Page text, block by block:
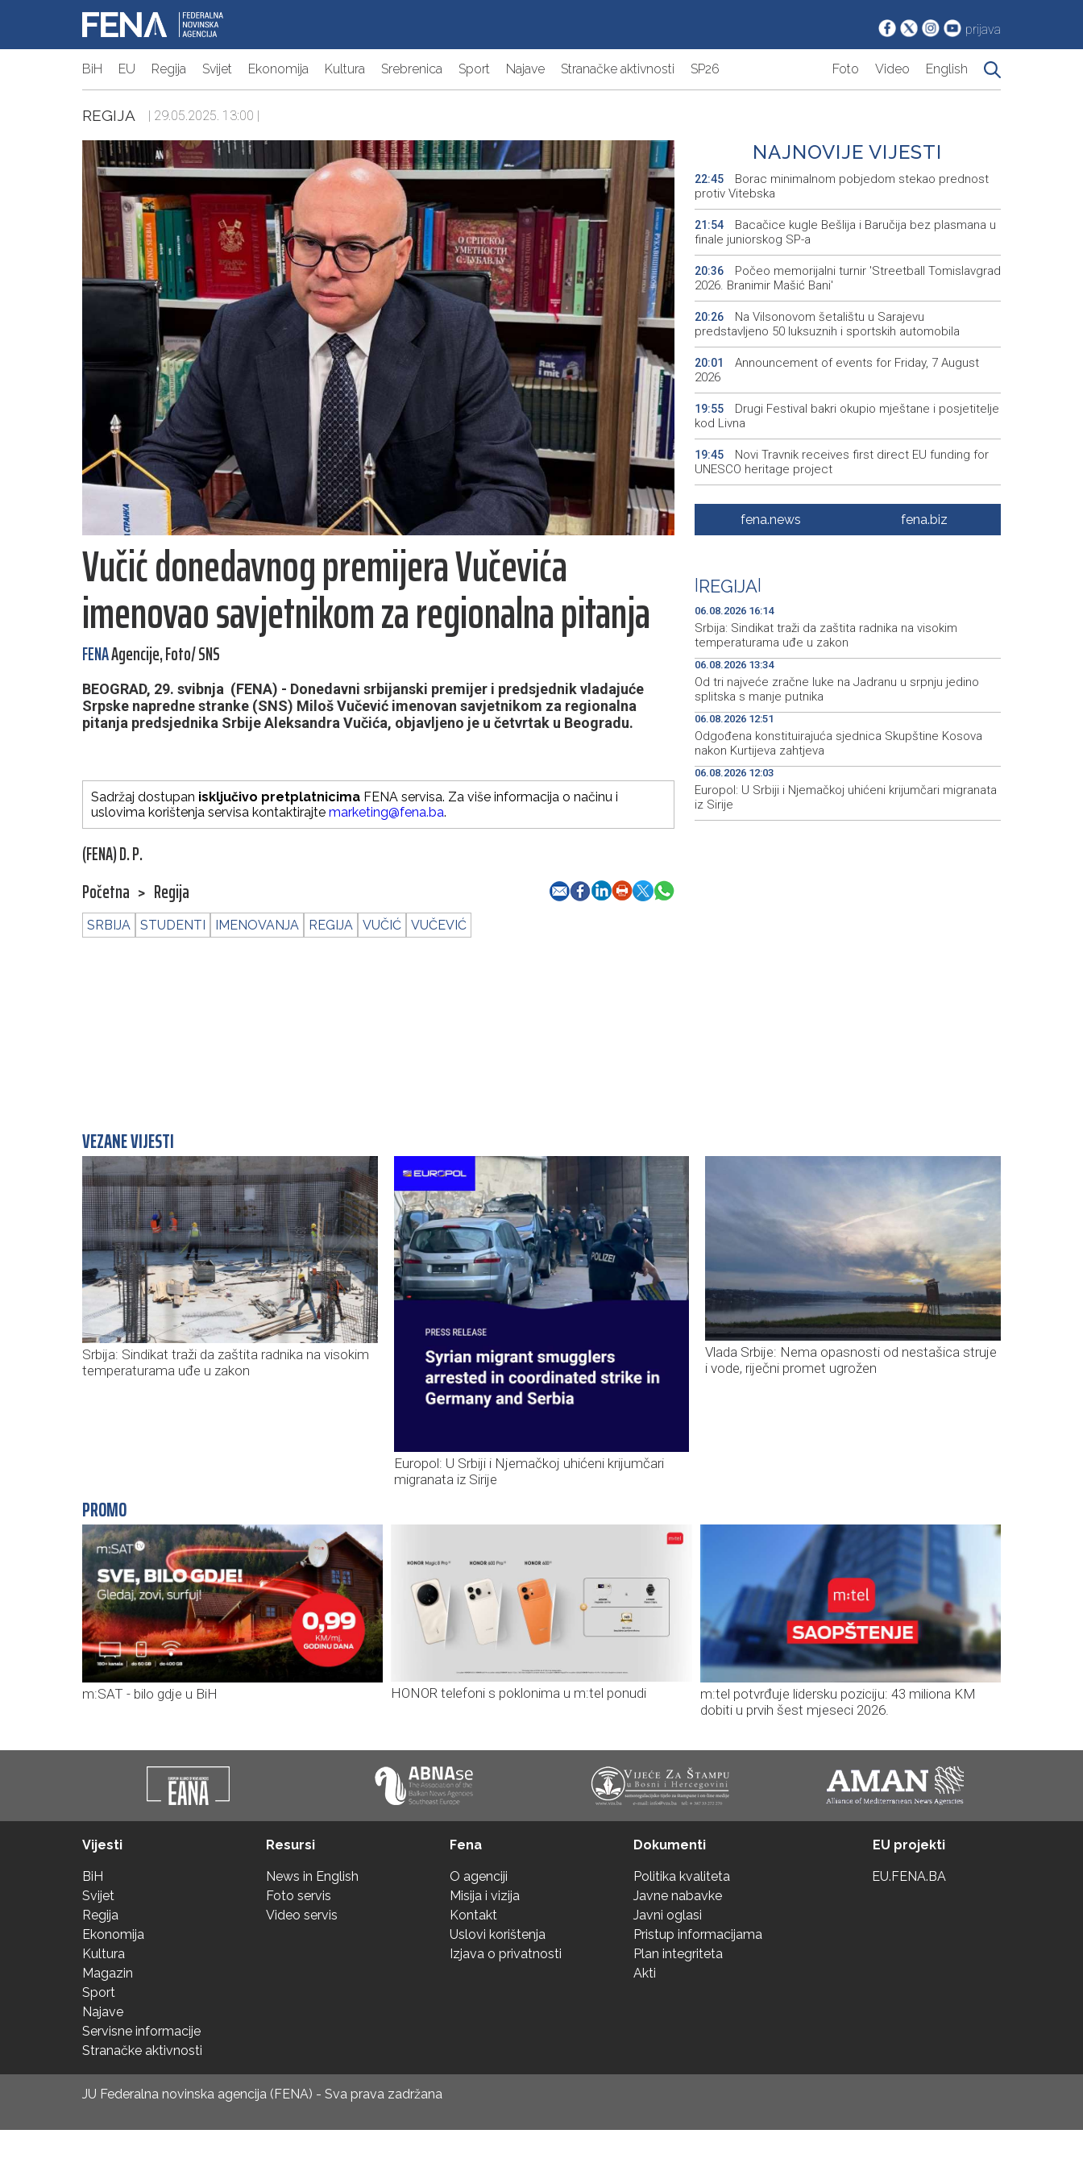
prijava
BiH EU Regija Svijet Ekonomija Kultura Srebrenica Sport Najave Stranačke aktivnosti SP26 Foto Video English
REGIJA | 29.05.2025. 13:00 |
Vučić donedavnog premijera Vučevića
imenovao savjetnikom za regionalna pitanja
FENAAgencije, Foto/ SNS
BEOGRAD, 29. svibnja (FENA) - Donedavni srbijanski premijer i predsjednik vladajuće
Srpske napredne stranke (SNS) Miloš Vučević imenovan savjetnikom za regionalna
pitanja predsjednika Srbije Aleksandra Vučića, objavljeno je u četvrtak u Beogradu.
Sadržaj dostupan isključivo pretplatnicima FENA servisa. Za više informacija o načinu i
uslovima korištenja servisa kontaktirajte marketing@fena.ba.
(FENA) D. P.
Početna > Regija
SRBIJA STUDENTI IMENOVANJA REGIJA VUČIĆ VUČEVIĆ
NAJNOVIJE VIJESTI
22:45
Borac minimalnom pobjedom stekao prednost
protiv Vitebska
21:54
Bacačice kugle Bešlija i Baručija bez plasmana u
finale juniorskog SP-a
20:36
Počeo memorijalni turnir 'Streetball Tomislavgrad
2026. Branimir Mašić Bani'
20:26
Na Vilsonovom šetalištu u Sarajevu
predstavljeno 50 luksuznih i sportskih automobila
20:01
Announcement of events for Friday, 7 August
2026
19:55
Drugi Festival bakri okupio mještane i posjetitelje
kod Livna
19:45
Novi Travnik receives first direct EU funding for
UNESCO heritage project
Crishock: OHR maintains an open dialogue with
all political stakeholders in BiH
19:29
Španska krajnja ljevica i desnica ujedinjene protiv
Maroka kao suorganizatora SP 2030.
fena.news fena.biz
REGIJA
06.08.2026 16:14
Srbija: Sindikat traži da zaštita radnika na visokim
temperaturama uđe u zakon
06.08.2026 13:34
Od tri najveće zračne luke na Jadranu u srpnju jedino
splitska s manje putnika
06.08.2026 12:51
Odgođena konstituirajuća sjednica Skupštine Kosova
nakon Kurtijeva zahtjeva
06.08.2026 12:03
Europol: U Srbiji i Njemačkoj uhićeni krijumčari migranata
iz Sirije
VEZANE VIJESTI
Srbija: Sindikat traži da zaštita radnika na visokim
temperaturama uđe u zakon
Europol: U Srbiji i Njemačkoj uhićeni krijumčari
migranata iz Sirije
Vlada Srbije: Nema opasnosti od nestašica struje
i vode, riječni promet ugrožen
PROMO
m:SAT - bilo gdje u BiH HONOR telefoni s poklonima u m:tel ponudi
m:tel potvrđuje lidersku poziciju: 43 miliona KM
dobiti u prvih šest mjeseci 2026.
Vijesti
BiH
Svijet
Regija
Ekonomija
Kultura
Magazin
Sport
Najave
Servisne informacije
Stranačke aktivnosti
Resursi
News in English
Foto servis
Video servis
Fena
O agenciji
Misija i vizija
Kontakt
Uslovi korištenja
Izjava o privatnosti
Dokumenti
Politika kvaliteta
Javne nabavke
Javni oglasi
Pristup informacijama
Plan integriteta
Akti
EU projekti
EU.FENA.BA
JU Federalna novinska agencija (FENA) - Sva prava zadržana